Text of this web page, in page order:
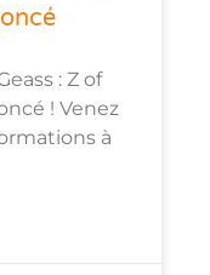
: Z of
! Venez
à